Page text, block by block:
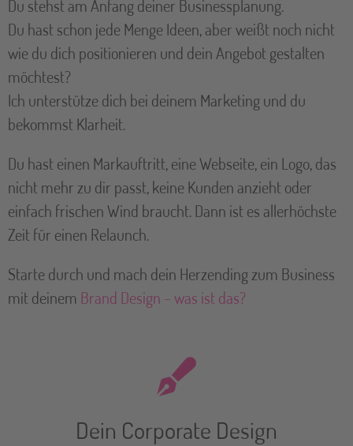
Du stehst am Anfang deiner Businessplanung.
Du hast schon jede Menge Ideen, aber weißt noch nicht
wie du dich positionieren und dein Angebot gestalten
möchtest?
Ich unterstütze dich bei deinem Marketing und du
bekommst Klarheit.
Du hast einen Markauftritt, eine Webseite, ein Logo, das
nicht mehr zu dir passt, keine Kunden anzieht oder
einfach frischen Wind braucht. Dann ist es allerhöchste
Zeit für einen Relaunch.
Starte durch und mach dein Herzending zum Business
mit deinem Brand Design – was ist das?
Dein Corporate Design